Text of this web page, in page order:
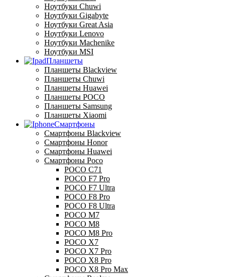
Ноутбуки Chuwi
Ноутбуки Gigabyte
Ноутбуки Great Asia
Ноутбуки Lenovo
Ноутбуки Machenike
Ноутбуки MSI
Планшеты
Планшеты Blackview
Планшеты Chuwi
Планшеты Huawei
Планшеты POCO
Планшеты Samsung
Планшеты Xiaomi
Смартфоны
Смартфоны Blackview
Смартфоны Honor
Смартфоны Huawei
Смартфоны Poco
POCO C71
POCO F7 Pro
POCO F7 Ultra
POCO F8 Pro
POCO F8 Ultra
POCO M7
POCO M8
POCO M8 Pro
POCO X7
POCO X7 Pro
POCO X8 Pro
POCO X8 Pro Max